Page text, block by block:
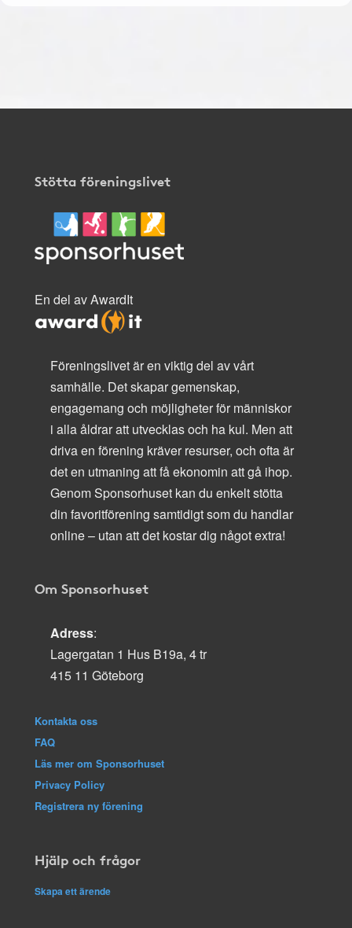
Stötta föreningslivet
En del av AwardIt
Föreningslivet är en viktig del av vårt
samhälle. Det skapar gemenskap,
engagemang och möjligheter för människor
i alla åldrar att utvecklas och ha kul. Men att
driva en förening kräver resurser, och ofta är
det en utmaning att få ekonomin att gå ihop.
Genom Sponsorhuset kan du enkelt stötta
din favoritförening samtidigt som du handlar
online – utan att det kostar dig något extra!
Om Sponsorhuset
Adress:
Lagergatan 1 Hus B19a, 4 tr
415 11 Göteborg
Kontakta oss
FAQ
Läs mer om Sponsorhuset
Privacy Policy
Registrera ny förening
Hjälp och frågor
Skapa ett ärende